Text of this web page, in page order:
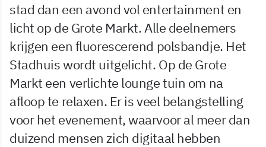
stad dan een avond vol entertainment en
licht op de Grote Markt. Alle deelnemers
krijgen een fluorescerend polsbandje. Het
Stadhuis wordt uitgelicht. Op de Grote
Markt een verlichte lounge tuin om na
afloop te relaxen. Er is veel belangstelling
voor het evenement, waarvoor al meer dan
duizend mensen zich digitaal hebben